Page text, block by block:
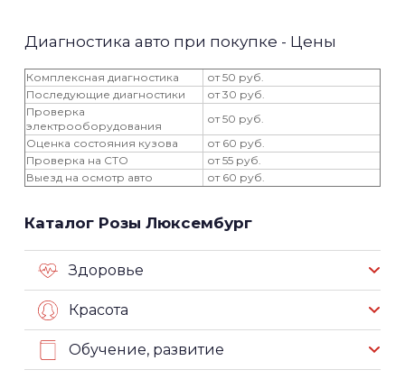
Диагностика авто при покупке - Цены
Комплексная диагностика
от 50 руб.
Последующие диагностики
от 30 руб.
Проверка
электрооборудования
от 50 руб.
Оценка состояния кузова
от 60 руб.
Проверка на СТО
от 55 руб.
Выезд на осмотр авто
от 60 руб.
Каталог Розы Люксембург
Здоровье
Красота
Обучение, развитие